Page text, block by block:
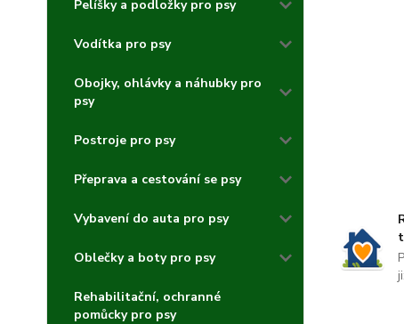
Pelíšky a podložky pro psy
Vodítka pro psy
Obojky, ohlávky a náhubky pro
psy
Postroje pro psy
Přeprava a cestování se psy
Vybavení do auta pro psy
Oblečky a boty pro psy
Rehabilitační, ochranné
pomůcky pro psy